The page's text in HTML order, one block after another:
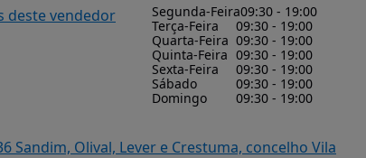
deste vendedor Segunda-Feira09:30 - 19:00
Terça-Feira
09:30 - 19:00
Quarta-Feira 09:30 - 19:00
Quinta-Feira 09:30 - 19:00
Sexta-Feira
09:30 - 19:00
Sábado
09:30 - 19:00
Domingo
09:30 - 19:00
Sandim, Olival, Lever e Crestuma, concelho Vila